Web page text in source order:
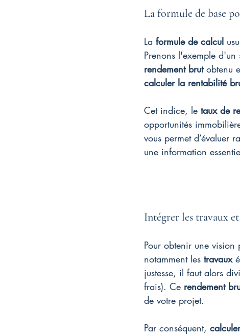
La formule de base
La formule de calcul
Prenons l'exemple
rendement brut obtenu
calculer la rentabilité
Cet indice, le taux de
opportunités
vous permet d’évaluer
une information
Intégrer les travaux
Pour obtenir une vision
notamment les travaux
justesse, il faut alors
frais). Ce rendement
de votre projet.
Par conséquent,